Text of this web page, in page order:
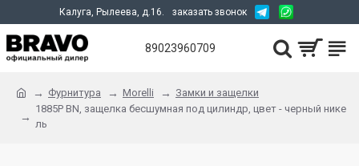
Калуга, Рылеева, д.16. заказать звонок
89023960709
Фурнитура Morelli
Замки и защелки
1885P BN, защелка бесшумная под цилиндр, цвет - черный нике
ль